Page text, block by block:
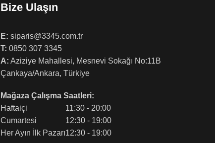
Bize Ulaşın
E: siparis@3345.com.tr
T: 0850 307 3345
A: Aziziye Mahallesi, Mesnevi Sokağı No:11B
Çankaya/Ankara, Türkiye
Mağaza Çalışma Saatleri:
Haftaiçi
Cumartesi
Her Ayın İlk Pazarı
11:30 - 20:00
12:30 - 19:00
12:30 - 19:00